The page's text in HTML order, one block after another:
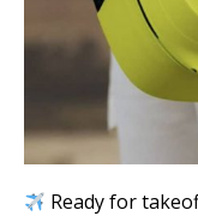
Ready for